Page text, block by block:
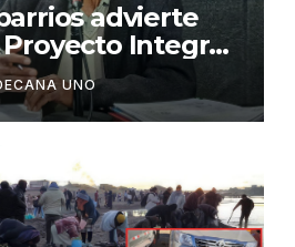
advierte
Integral
para
UNO